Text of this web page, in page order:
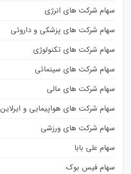
سهام شرکت های انرژی
سهام شرکت های پزشکی و داروئی
سهام شرکت های تکنولوژی
سهام شرکت های سینمائی
سهام شرکت های مالی
سهام شرکت های هواپیمایی و ایرلاین
سهام شرکت های ورزشی
سهام علی بابا
سهام فیس بوک